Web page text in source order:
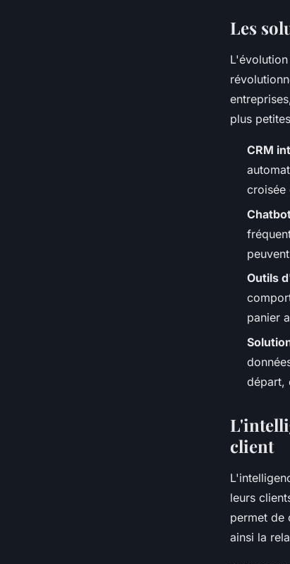
Les
plus
CRM
croisée
Outils
panier
départ,
client
leurs
permet de
ainsi la